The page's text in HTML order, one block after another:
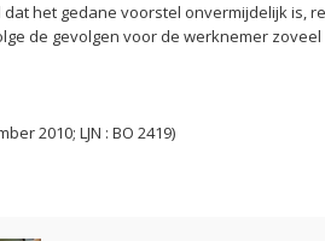
het gedane voorstel onvermijdelijk is,
de gevolgen voor de werknemer
2010; LJN : BO 2419)